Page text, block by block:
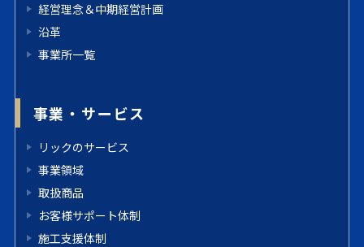
経営理念＆中期経営計画
沿革
事業所一覧
事業・サービス
リックのサービス
事業領域
取扱商品
お客様サポート体制
施工支援体制